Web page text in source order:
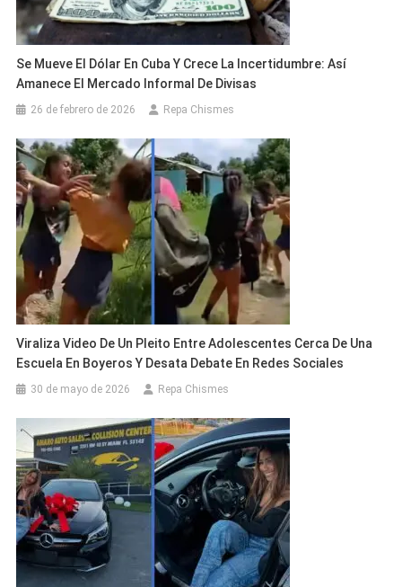
Se Mueve El Dólar En Cuba Y Crece La Incertidumbre: Así
Amanece El Mercado Informal De Divisas
26 de febrero de 2026 Repa Chismes
Viraliza Video De Un Pleito Entre Adolescentes Cerca De Una
Escuela En Boyeros Y Desata Debate En Redes Sociales
30 de mayo de 2026 Repa Chismes